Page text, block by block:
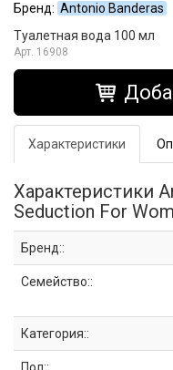
Бренд: Antonio Banderas
Туалетная вода 100 мл
16908
Характеристики
Характеристики
Seduction For
Бренд::
Семейство::
Категория::